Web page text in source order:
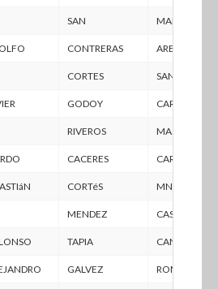
SAN MARTíN
CONTRERAS ARESTEY
CORTES SANTIBáñEZ
GODOY CARVAJAL
RIVEROS MASCAREñO
CACERES CARMONA
CORTéS MNTERO
MENDEZ CASTAñEDA
TAPIA CANO
GALVEZ ROMERO